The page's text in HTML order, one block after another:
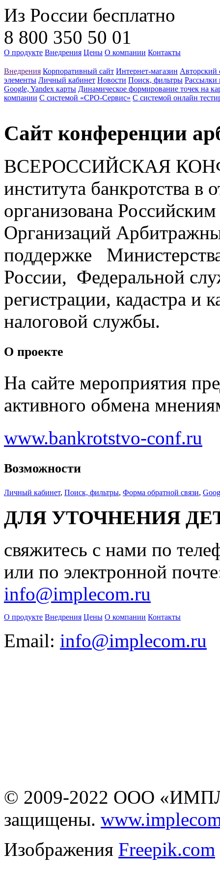
Из России бесплатно
8 800 350 50 01
О продукте Внедрения Цены О компании Контакты
Внедрения Корпоративный сайт Интернет-магазин Авторский
элементы Личный кабинет Новости Поиск, фильтры Рассылки
Google, Yandex карты Динамическое формирование точек на
компании С системой «СРО-Сервис» С системой онлайн
Сайт конференции
ВСЕРОССИЙСКАЯ
института банкротства в
организована
Организаций
поддержке
России, Федеральной
регистрации, кадастра и
налоговой службы.
О проекте
На сайте мероприятия
активного обмена
www.bankrotstvo-conf.ru
Возможности
Личный кабинет, Поиск, фильтры, Форма обратной связи,
ДЛЯ УТОЧНЕНИЯ
свяжитесь с нами по
или по электронной
info@implecom.ru
О продукте Внедрения Цены О компании Контакты
Email: info@implecom.ru
© 2009-2022 ООО
защищены.
Изображения Freepik.com